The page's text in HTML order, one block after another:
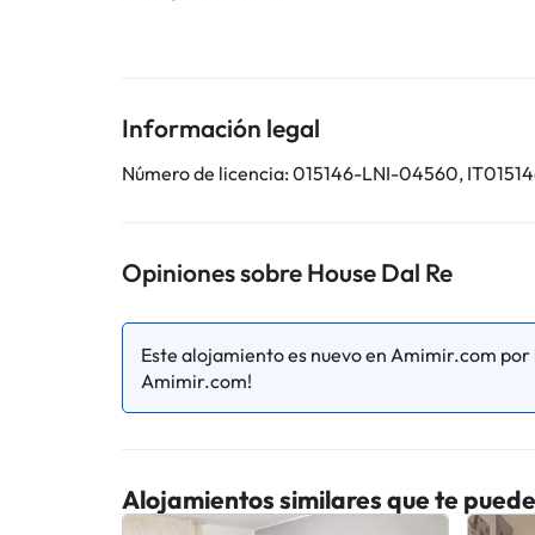
utilizar el apartado de peticiones especiales al
cambios por parte del alojamiento. Si tienes dudas,
Información legal
Número de licencia: 015146-LNI-04560,
Opiniones sobre House Dal Re
Este alojamiento es nuevo en Amimir.com
Amimir.com!
Alojamientos similares que te